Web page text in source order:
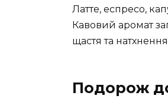
Латте, еспресо,
Кавовий аромат
щастя та
Подорож